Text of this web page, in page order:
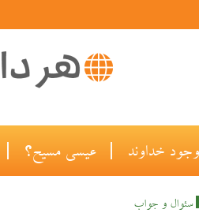
وجود خداوند عیسی مسیح؟
سئوال و جواب